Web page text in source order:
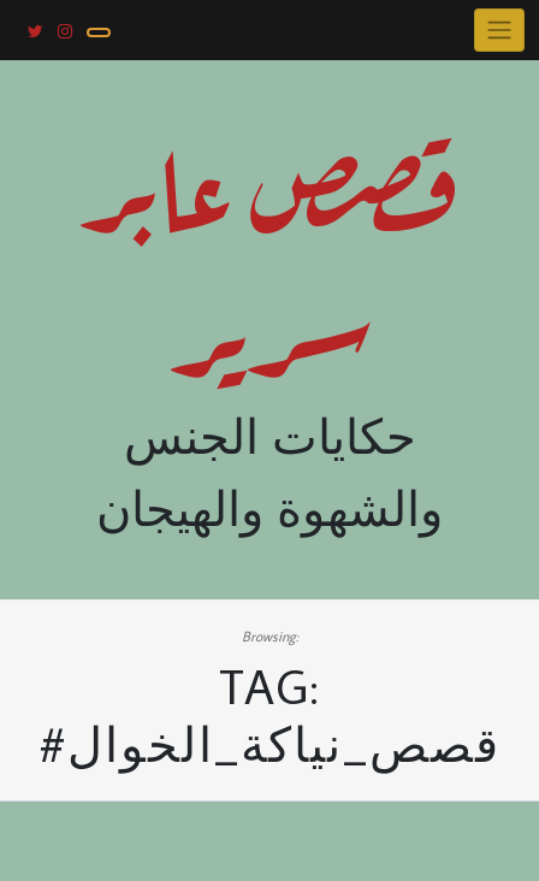
قصص عابر
سرير
حكايات الجنس
والشهوة والهيجان
Browsing:
TAG:
#قصص_نياكة_الخوال